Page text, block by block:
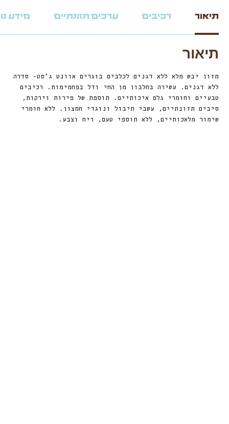
תיאור רכיבים ערכים תזונתיים מידע
תיאור
מזון יבש מלא ללא דגנים לכלבים בוגרים אוונט ג’סט- סדרה
ללא דגנים. עשירה בחלבון מן החי ודל בפחמימות. רכיבים
טבעיים וחומרי גלם איכותיים. תוספת של פירות וירקות,
סיבים תזונתיים, עשבי תיבול ונוגדי חמצון. ללא חומרי
שימור מלאכותיים, ללא תוספי טעם, ריח וצבע.